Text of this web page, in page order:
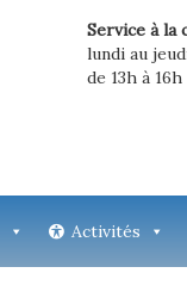
Service à la
lundi au
de 13h à 16h
Activités